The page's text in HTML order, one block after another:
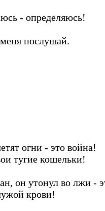
- определяюсь!
послушай.
огни - это война!
тугие кошельки!
он утонул во лжи -
крови!